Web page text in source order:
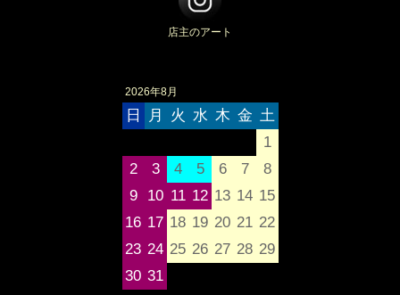
店主のアート
2026年8月
日 月 火 水 木 金 土
1
2
3 4 5 6 7
8
9
10 11 12 13 14 15
16 17 18 19 20 21 22
23 24 25 26 27 28 29
30 31